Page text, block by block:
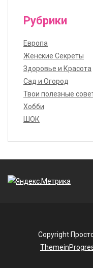
Рубрики
Европа
Женские Секреты
Здоровье и Красота
Сад и Огород
Твои полезные
Хобби
ШОК
Copyright